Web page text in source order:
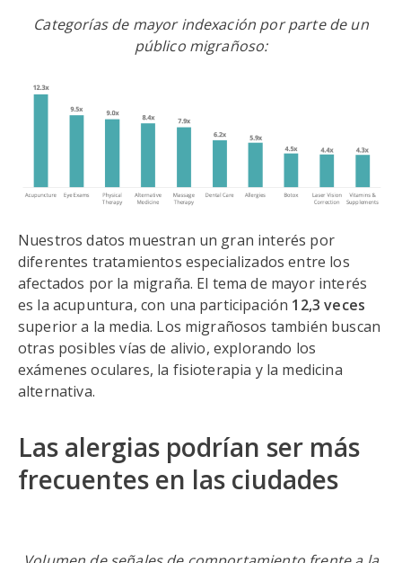
Categorías de mayor indexación por parte de un
público migrañoso:
Nuestros datos muestran un gran interés por
diferentes tratamientos especializados entre los
afectados por la migraña. El tema de mayor interés
es la acupuntura, con una participación 12,3 veces
superior a la media. Los migrañosos también buscan
otras posibles vías de alivio, explorando los
exámenes oculares, la fisioterapia y la medicina
alternativa.
Las alergias podrían ser más
frecuentes en las ciudades